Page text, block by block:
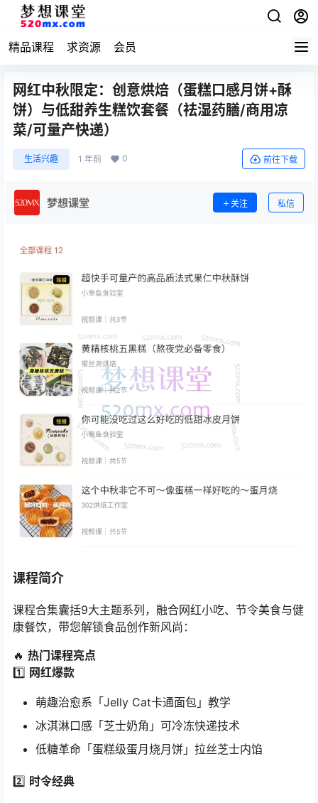
精品课程 求资源 会员
网红中秋限定：创意烘焙（蛋糕口感月饼+酥
饼）与低甜养生糕饮套餐（祛湿药膳/商用凉
菜/可量产快递）
生活兴趣 1 年前 0 前往下载
梦想课堂 关注 私信
课程简介
课程合集囊括9大主题系列，融合网红小吃、节令美食与健
康餐饮，带您解锁食品创作新风尚：
🔥 ​ 热门课程亮点
1️⃣ ​ 网红爆款
萌趣治愈系「Jelly Cat卡通面包」教学
冰淇淋口感「芝士奶角」可冷冻快递技术
低糖革命「蛋糕级蛋月烧月饼」拉丝芝士内馅
2️⃣ ​ 时令经典